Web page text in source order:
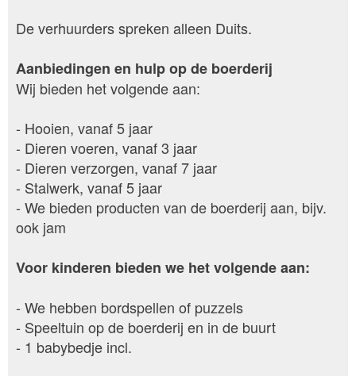
De verhuurders spreken alleen Duits.
Aanbiedingen en hulp op de boerderij
Wij bieden het volgende aan:
- Hooien, vanaf 5 jaar
- Dieren voeren, vanaf 3 jaar
- Dieren verzorgen, vanaf 7 jaar
- Stalwerk, vanaf 5 jaar
- We bieden producten van de boerderij aan, bijv.
ook jam
Voor kinderen bieden we het volgende aan:
- We hebben bordspellen of puzzels
- Speeltuin op de boerderij en in de buurt
- 1 babybedje incl.